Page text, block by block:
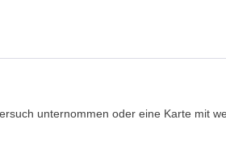
unternommen oder eine Karte mit